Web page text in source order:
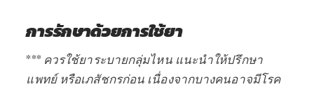
การรักษาด้วยการใช้ยา
*** ควรใช้ยาระบายกลุ่มไหน แนะนำให้ปรึกษา
แพทย์ หรือเภสัชกรก่อน เนื่องจากบางคนอาจมีโรค